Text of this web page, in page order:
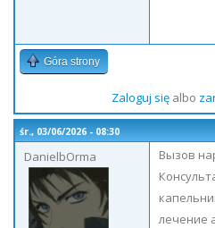
Góra strony
Zaloguj sięalbo
śr., 03/06/2026 - 08:30
DanielbOrma
Вызов
лечение